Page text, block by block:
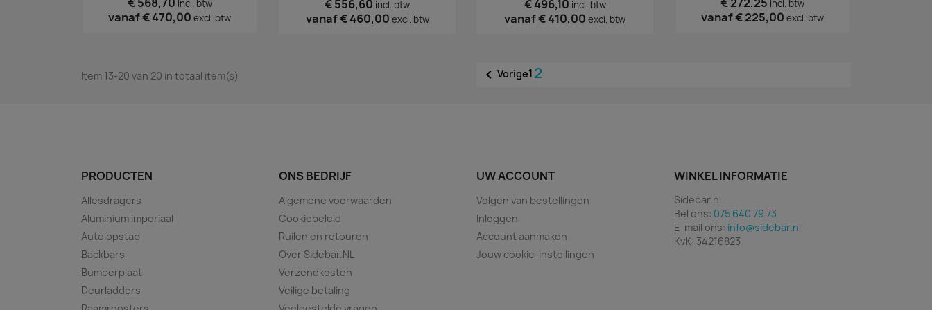
incl. btw
vanaf€ 470,00 excl. btw
€ 556,60 incl. btw
vanaf€ 460,00 excl. btw
€ 496,10 incl. btw
vanaf€ 410,00 excl. btw
incl. btw
vanaf€ 225,00 excl. btw
Item 13-20 van 20 in totaal item(s)  Vorige1 2
PRODUCTEN
Allesdragers
Aluminium imperiaal
Auto opstap
Backbars
Bumperplaat
Deurladders
ONS BEDRIJF
Algemene voorwaarden
Cookiebeleid
Ruilen en retouren
Over Sidebar.NL
Verzendkosten
Veilige betaling
UW ACCOUNT
Volgen van bestellingen
Inloggen
Account aanmaken
Jouw cookie-instellingen
WINKEL INFORMATIE
Sidebar.nl
Bel ons: 075 640 79 73
E-mail ons: info@sidebar.nl
KvK: 34216823